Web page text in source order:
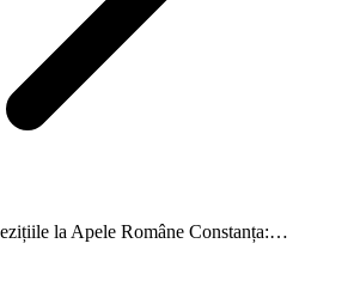
la Apele Române Constanța:…